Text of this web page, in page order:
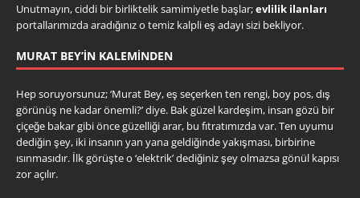
Unutmayın, ciddi bir birliktelik samimiyetle başlar;evlilik ilanları
portallarımızda aradığınız o temiz kalpli eş adayı sizi bekliyor.
MURAT BEY’IN KALEMINDEN
Hep soruyorsunuz; ‘Murat Bey, eş seçerken ten rengi, boy pos, dış
görünüş ne kadar önemli?’ diye. Bak güzel kardeşim, insan gözü bir
çiçeğe bakar gibi önce güzelliği arar, bu fıtratımızda var. Ten uyumu
dediğin şey, iki insanın yan yana geldiğinde yakışması, birbirine
ısınmasıdır. İlk görüşte o ‘elektrik’ dediğiniz şey olmazsa gönül kapısı
zor açılır.